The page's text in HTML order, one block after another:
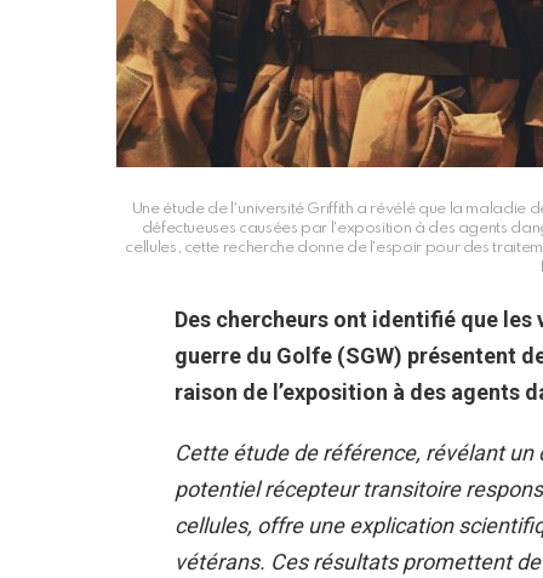
Une étude de l'université Griffith a révélé que la maladie
défectueuses causées par l'exposition à des agents
cellules, cette recherche donne de l'espoir pour des
Des chercheurs ont identifié que
guerre du Golfe (SGW) présentent
raison de l’exposition à des agents
Cette étude de référence, révélant
potentiel récepteur transitoire
cellules, offre une explication
vétérans. Ces résultats promettent